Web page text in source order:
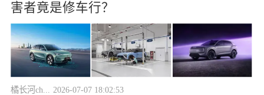
害者竟是修车行？
橘长河ch... 2026-07-07 18:02:53